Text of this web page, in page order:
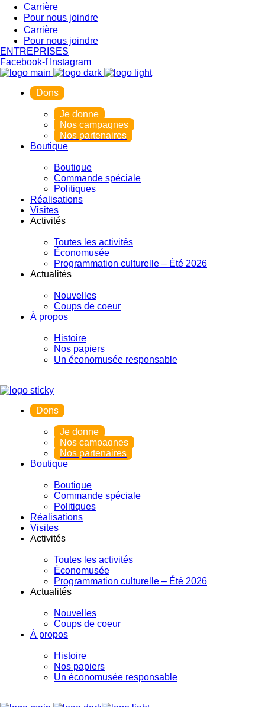
Carrière
Pour nous joindre
Carrière
Pour nous joindre
ENTREPRISES
Facebook-f Instagram
Dons
Je donne
Nos campagnes
Nos partenaires
Boutique
Boutique
Commande spéciale
Politiques
Réalisations
Visites
Activités
Toutes les activités
Économusée
Programmation culturelle – Été 2026
Actualités
Nouvelles
Coups de coeur
À propos
Histoire
Nos papiers
Un économusée responsable
Dons
Je donne
Nos campagnes
Nos partenaires
Boutique
Boutique
Commande spéciale
Politiques
Réalisations
Visites
Activités
Toutes les activités
Économusée
Programmation culturelle – Été 2026
Actualités
Nouvelles
Coups de coeur
À propos
Histoire
Nos papiers
Un économusée responsable